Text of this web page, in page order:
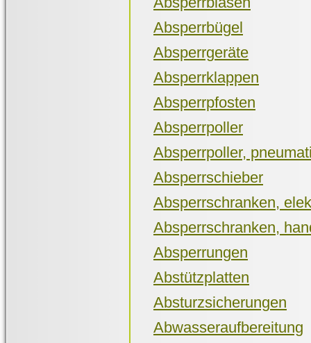
Absperrbügel
Absperrgeräte
Absperrklappen
Absperrpfosten
Absperrpoller
Absperrpoller,
Absperrschieber
Absperrschranken,
Absperrschranken,
Absperrungen
Abstützplatten
Absturzsicherungen
Abwasseraufbereitung